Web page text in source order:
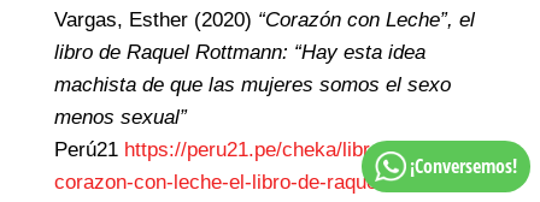
Vargas, Esther (2020) “Corazón con Leche”, el
libro de Raquel Rottmann: “Hay esta idea
machista de que las mujeres somos el sexo
menos sexual”
Perú21 https://peru21.pe/cheka/libros/libros-
corazon-con-leche-el-libro-de-raquel-rottmann-
¡Conversemos!